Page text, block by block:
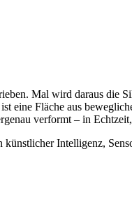
Mal wird daraus die
eine Fläche aus
verformt – in
Intelligenz,